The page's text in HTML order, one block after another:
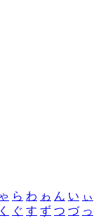
ゃ ら わ ゎ ん い ぃ
く ぐ す ず つ づ っ